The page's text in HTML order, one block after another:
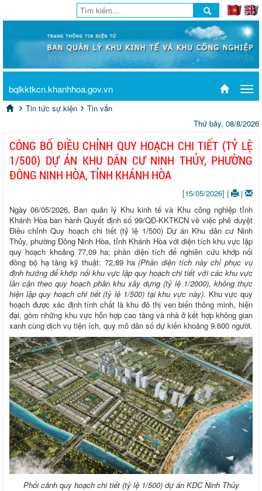
bqlkktkcn.khanhhoa.gov.vn
Tin tức sự kiện
Tin vắn
Thứ bảy, 08/8/2026
CÔNG BỐ ĐIỀU CHỈNH QUY HOẠCH CHI TIẾT (TỶ LỆ
1/500) DỰ ÁN KHU DÂN CƯ NINH THỦY, PHƯỜNG
ĐÔNG NINH HÒA, TỈNH KHÁNH HÒA
[15/05/2026] |
|
Ngày 06/05/2026, Ban quản lý Khu kinh tế và Khu công nghiệp tỉnh
Khánh Hòa ban hành Quyết định số 99/QĐ-KKTKCN về việc phê duyệt
Điều chỉnh Quy hoạch chi tiết (tỷ lệ 1/500) Dự án Khu dân cư Ninh
Thủy, phường Đông Ninh Hòa, tỉnh Khánh Hòa với diện tích khu vực lập
quy hoạch khoảng 77,09 ha; phần diện tích để nghiên cứu khớp nối
đồng bộ hạ tầng kỹ thuật: 72,89 ha(Phần diện tích này chỉ phục vụ
định hướng để khớp nối khu vực lập quy hoạch chi tiết với các khu vực
lân cận theo quy hoạch phân khu xây dựng (tỷ lệ 1/2000), không thực
hiện lập quy hoạch chi tiết (tỷ lệ 1/500) tại khu vực này). Khu vực quy
hoạch được xác định tính chất là khu đô thị ven biển thông minh, hiện
đại, gồm những khu vực hỗn hợp cao tầng và nhà ở kết hợp không gian
xanh cùng dịch vụ tiện ích, quy mô dân số dự kiến khoảng 9.600 người.
Phối cảnh quy hoạch chi tiết (tỷ lệ 1/500) dự án KDC Ninh Thủy